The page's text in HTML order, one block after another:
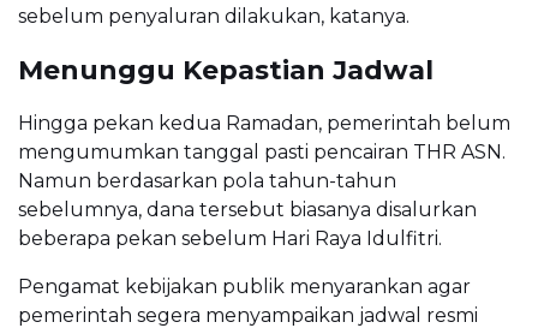
sebelum penyaluran dilakukan, katanya.
Menunggu Kepastian Jadwal
Hingga pekan kedua Ramadan, pemerintah belum
mengumumkan tanggal pasti pencairan THR ASN.
Namun berdasarkan pola tahun-tahun
sebelumnya, dana tersebut biasanya disalurkan
beberapa pekan sebelum Hari Raya Idulfitri.
Pengamat kebijakan publik menyarankan agar
pemerintah segera menyampaikan jadwal resmi